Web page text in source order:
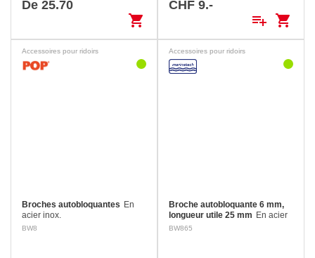
De 25.70
shopping_cart
CHF 9.-
playlist_add shopping_cart
Accessoires pour ridoirs
Broches autobloquantes En
acier inox.
BW8
Accessoires pour ridoirs
Broche autobloquante 6 mm,
longueur utile 25 mm En acier
inox.
BW865